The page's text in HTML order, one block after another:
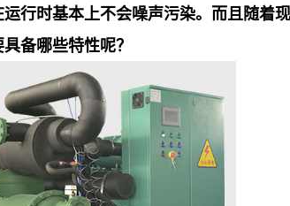
行时基本上不会噪声污染。而且随着
备哪些特性呢？